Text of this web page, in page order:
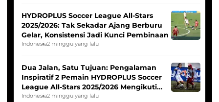
HYDROPLUS Soccer League All-Stars
2025/2026: Tak Sekadar Ajang Berburu
Gelar, Konsistensi Jadi Kunci Pembinaan
Indonesia2 minggu yang lalu
Dua Jalan, Satu Tujuan: Pengalaman
Inspiratif 2 Pemain HYDROPLUS Soccer
League All-Stars 2025/2026 Mengikuti
Seleksi Timnas Indonesia Putri
Indonesia2 minggu yang lalu